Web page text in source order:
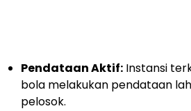
Pendataan Aktif: Instansi
bola melakukan pendataan
pelosok.